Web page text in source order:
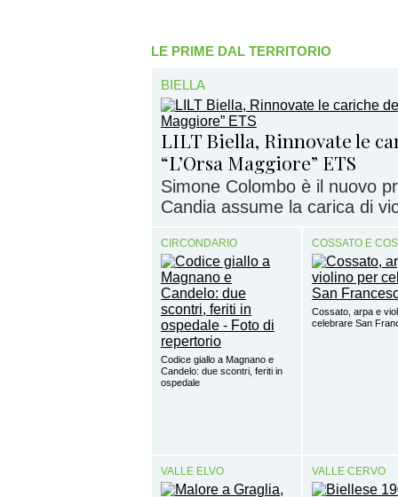
LE PRIME DAL TERRITORIO
BIELLA
LILT Biella, Rinnovate le
“L’Orsa Maggiore” ETS
Simone Colombo è il nuovo
Candia assume la carica di
CIRCONDARIO
Codice giallo a Magnano e
Candelo: due scontri, feriti in
ospedale
COSSATO E
Cossato, arpa e
celebrare San
VALLE ELVO VALLE CERVO